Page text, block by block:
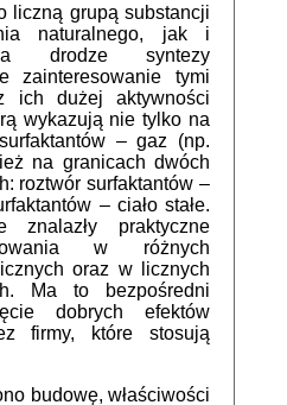
liczną grupą substancji
naturalnego, jak i
drodze syntezy
zainteresowanie tymi
ich dużej aktywności
wykazują nie tylko na
– gaz (np.
na granicach dwóch
roztwór surfaktantów –
– ciało stałe.
znalazły praktyczne
w różnych
oraz w licznych
Ma to bezpośredni
dobrych efektów
firmy, które stosują
budowę, właściwości